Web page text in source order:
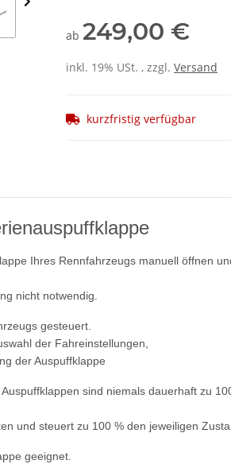
ab 249,00 €
inkl. 19% USt. , zzgl. Versand
kurzfristig verfügbar
Ihres Rennfahrzeugs manuell öffnen
nicht notwendig.
gesteuert.
der Fahreinstellungen,
der Auspuffklappe
sind niemals dauerhaft zu
und steuert zu 100 % den jeweiligen
geeignet.